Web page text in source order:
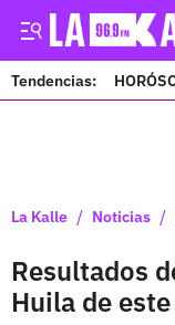
Tendencias:
La Kalle / Noticias /
Resultados
Huila de